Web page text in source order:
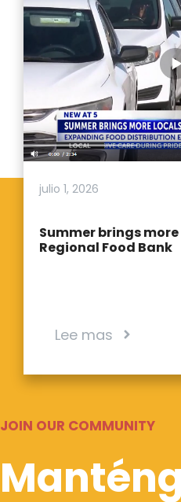
julio 1, 2026
Summer brings
Regional Food Bank
Lee mas
JOIN OUR COMMUNITY